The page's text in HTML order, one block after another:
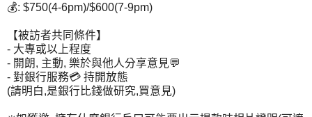
💰: $750(4-6pm)/$600(7-9pm)
【被訪者共同條件】
- 大專或以上程度
- 開朗, 主動, 樂於與他人分享意見💬
- 對銀行服務💳 持開放態
(請明白,是銀行比錢做研究,買意見)